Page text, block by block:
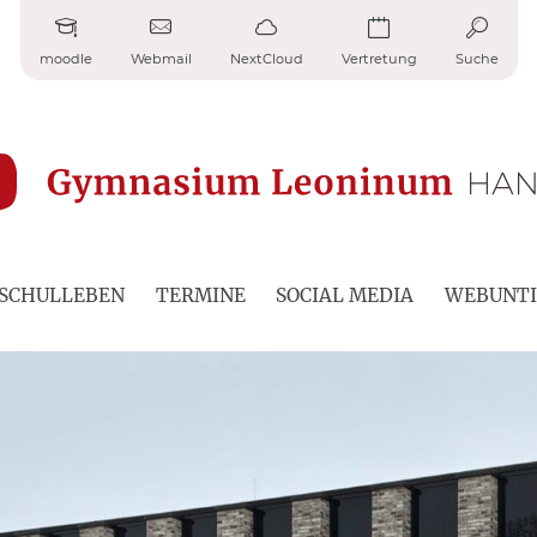
moodle Webmail NextCloud Vertretung Suche
SCHULLEBEN TERMINE SOCIAL MEDIA